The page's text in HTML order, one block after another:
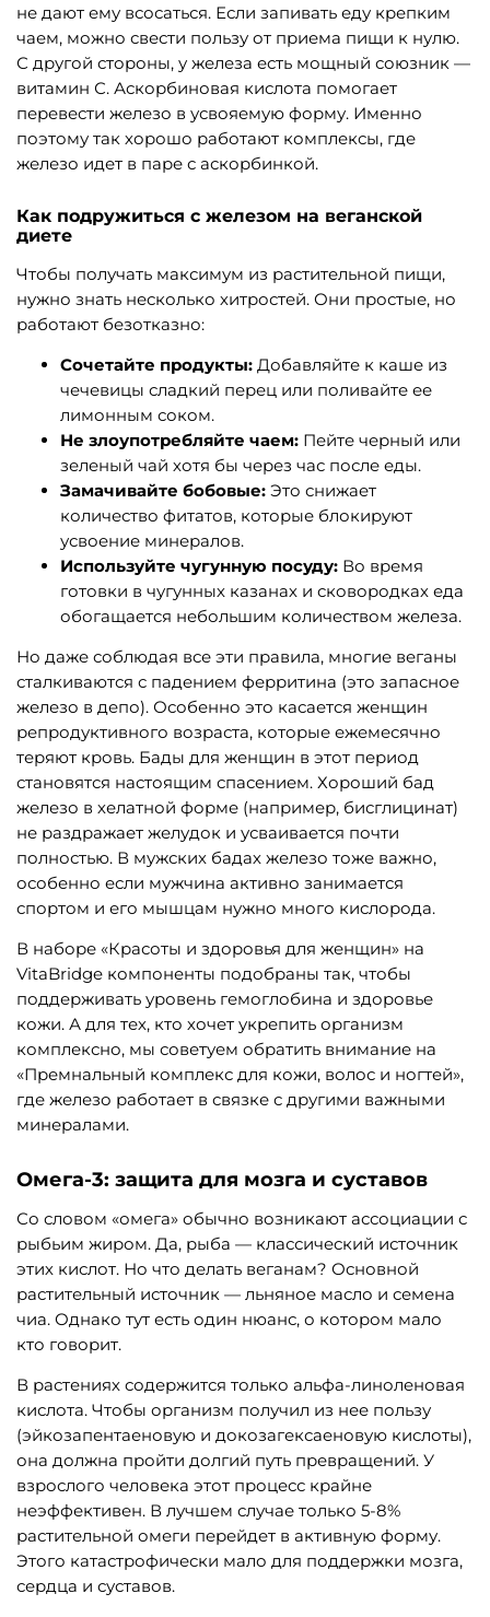
не дают ему всосаться. Если запивать еду крепким
чаем, можно свести пользу от приема пищи к нулю.
С другой стороны, у железа есть мощный союзник —
витамин С. Аскорбиновая кислота помогает
перевести железо в усвояемую форму. Именно
поэтому так хорошо работают комплексы, где
железо идет в паре с аскорбинкой.
Как подружиться с железом на веганской
диете
Чтобы получать максимум из растительной пищи,
нужно знать несколько хитростей. Они простые, но
работают безотказно:
Сочетайте продукты: Добавляйте к каше из
чечевицы сладкий перец или поливайте ее
лимонным соком.
Не злоупотребляйте чаем: Пейте черный или
зеленый чай хотя бы через час после еды.
Замачивайте бобовые: Это снижает
количество фитатов, которые блокируют
усвоение минералов.
Используйте чугунную посуду: Во время
готовки в чугунных казанах и сковородках еда
обогащается небольшим количеством железа.
Но даже соблюдая все эти правила, многие веганы
сталкиваются с падением ферритина (это запасное
железо в депо). Особенно это касается женщин
репродуктивного возраста, которые ежемесячно
теряют кровь. Бады для женщин в этот период
становятся настоящим спасением. Хороший бад
железо в хелатной форме (например, бисглицинат)
не раздражает желудок и усваивается почти
полностью. В мужских бадах железо тоже важно,
особенно если мужчина активно занимается
спортом и его мышцам нужно много кислорода.
В наборе «Красоты и здоровья для женщин» на
VitaBridge компоненты подобраны так, чтобы
поддерживать уровень гемоглобина и здоровье
кожи. А для тех, кто хочет укрепить организм
комплексно, мы советуем обратить внимание на
«Премнальный комплекс для кожи, волос и ногтей»,
где железо работает в связке с другими важными
минералами.
Омега-3: защита для мозга и суставов
Со словом «омега» обычно возникают ассоциации с
рыбьим жиром. Да, рыба — классический источник
этих кислот. Но что делать веганам? Основной
растительный источник — льняное масло и семена
чиа. Однако тут есть один нюанс, о котором мало
кто говорит.
В растениях содержится только альфа-линоленовая
кислота. Чтобы организм получил из нее пользу
(эйкозапентаеновую и докозагексаеновую кислоты),
она должна пройти долгий путь превращений. У
взрослого человека этот процесс крайне
неэффективен. В лучшем случае только 5-8%
растительной омеги перейдет в активную форму.
Этого катастрофически мало для поддержки мозга,
сердца и суставов.